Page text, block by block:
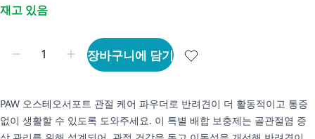
재고 있음
장바구니에 담기
PAW 오스테오서포트 관절 케어 파우더로 반려견이 더 활동적이고 통증
없이 생활할 수 있도록 도와주세요. 이 특별 배합 보충제는 골관절염 증